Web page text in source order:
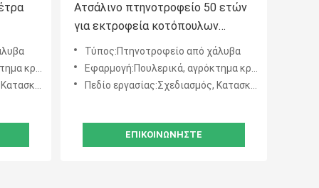
στρώματος
Ατσάλινο πτηνοτροφείο 50 ετών
για εκτροφεία κοτόπουλων
κρεατοπαραγωγής με μονωμένα
πάνελ, λύση στέγασης ζώων
Τύπος:Πτηνοτροφείο από χάλυβα
Εφαρμογή:Πουλερικά, αγρόκτημα κρεατοπαραγωγής, αγρόκτημα στρώματος
Πεδίο εργασίας:Σχεδιασμός, Κατασκευή, Εγκατάσταση
ΕΠΙΚΟΙΝΩΝΉΣΤΕ